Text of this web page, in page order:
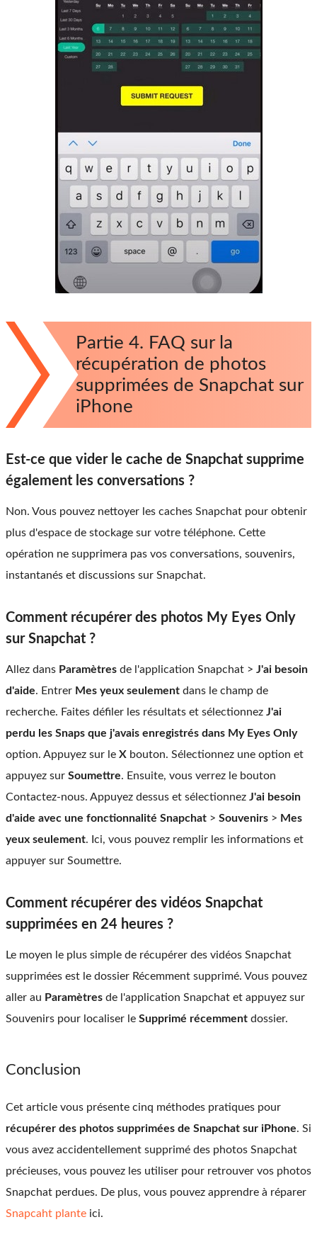
Partie 4. FAQ sur la
récupération de photos
supprimées de Snapchat sur
iPhone
Est-ce que vider le cache de Snapchat supprime
également les conversations ?
Non. Vous pouvez nettoyer les caches Snapchat pour obtenir
plus d'espace de stockage sur votre téléphone. Cette
opération ne supprimera pas vos conversations, souvenirs,
instantanés et discussions sur Snapchat.
Comment récupérer des photos My Eyes Only
sur Snapchat ?
Allez dans Paramètres de l'application Snapchat > J'ai besoin
d'aide. Entrer Mes yeux seulement dans le champ de
recherche. Faites défiler les résultats et sélectionnez J'ai
perdu les Snaps que j'avais enregistrés dans My Eyes Only
option. Appuyez sur le X bouton. Sélectionnez une option et
appuyez sur Soumettre. Ensuite, vous verrez le bouton
Contactez-nous. Appuyez dessus et sélectionnez J'ai besoin
d'aide avec une fonctionnalité Snapchat > Souvenirs > Mes
yeux seulement. Ici, vous pouvez remplir les informations et
appuyer sur Soumettre.
Comment récupérer des vidéos Snapchat
supprimées en 24 heures ?
Le moyen le plus simple de récupérer des vidéos Snapchat
supprimées est le dossier Récemment supprimé. Vous pouvez
aller au Paramètres de l'application Snapchat et appuyez sur
Souvenirs pour localiser le Supprimé récemment dossier.
Conclusion
Cet article vous présente cinq méthodes pratiques pour
récupérer des photos supprimées de Snapchat sur iPhone. Si
vous avez accidentellement supprimé des photos Snapchat
précieuses, vous pouvez les utiliser pour retrouver vos photos
Snapchat perdues. De plus, vous pouvez apprendre à réparer
Snapcaht plante ici.